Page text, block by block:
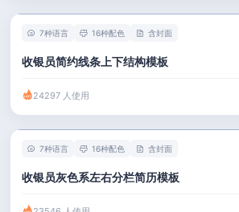
7种语言 16种配色 含封面
收银员简约线条上下结构模板
24297 人使用
7种语言 16种配色 含封面
收银员灰色系左右分栏简历模板